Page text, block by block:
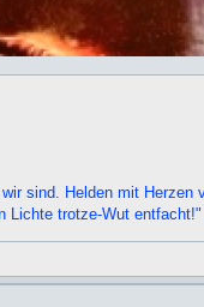
sind. Helden mit
Lichte trotze-Wut entfacht!"